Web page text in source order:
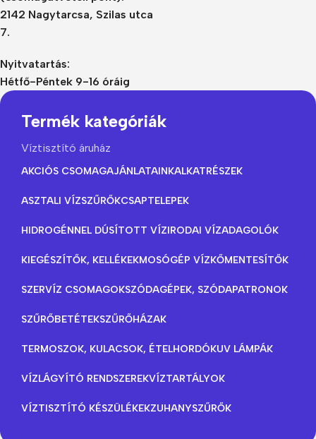
2142 Nagytarcsa, Szilas utca
7.
Nyitvatartás:
Hétfő-Péntek 9-16 óráig
Termék kategóriák
Víztisztító áruház
AKCIÓS CSOMAGAJÁNLATAINKALKATRÉSZEK
ASZTALI VÍZSZŰRŐKCSAPTELEPEK
HIDROGÉNNEL DÚSÍTOTT VÍZIRODAI VÍZADAGOLÓK
KIEGÉSZÍTŐK, KELLÉKEKMOSÓGÉP VÍZKŐMENTESÍTŐK
SZERVÍZ CSOMAGOKSZÓDAGÉPEK, SZÓDAPATRONOK
SZŰRŐBETÉTEKSZŰRŐHÁZAK
TERMOSZOK, KULACSOK, ÉTELHORDÓKUV LÁMPÁK
VÍZLÁGYÍTÓ RENDSZEREKVÍZTARTÁLYOK
VÍZTISZTÍTÓ KÉSZÜLÉKEKZUHANYSZŰRŐK